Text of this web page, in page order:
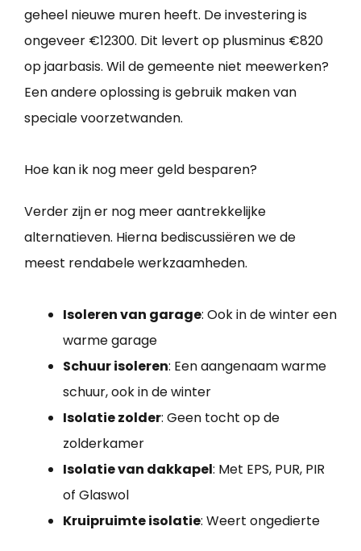
geheel nieuwe muren heeft. De investering is
ongeveer €12300. Dit levert op plusminus €820
op jaarbasis. Wil de gemeente niet meewerken?
Een andere oplossing is gebruik maken van
speciale voorzetwanden.
Hoe kan ik nog meer geld besparen?
Verder zijn er nog meer aantrekkelijke
alternatieven. Hierna bediscussiëren we de
meest rendabele werkzaamheden.
Isoleren van garage: Ook in de winter een
warme garage
Schuur isoleren: Een aangenaam warme
schuur, ook in de winter
Isolatie zolder: Geen tocht op de
zolderkamer
Isolatie van dakkapel: Met EPS, PUR, PIR
of Glaswol
Kruipruimte isolatie: Weert ongedierte